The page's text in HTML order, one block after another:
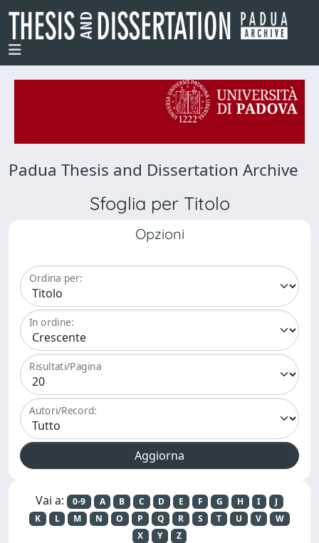
Padua Thesis and Dissertation Archive
Sfoglia per Titolo
Opzioni
Ordina per:
In ordine:
Risultati/Pagina
Autori/Record:
Vai a: 0-9 A B C D E F G H I
J
K
L M N O P Q R S T U V
W
X
Y Z